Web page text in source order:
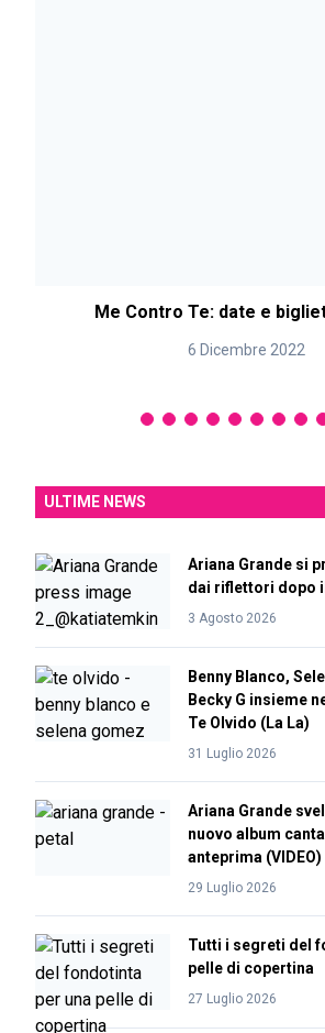
Me Contro Te: date e
6 Dicembre 2022
ULTIME NEWS
Ariana Grande si
dai riflettori dopo
3 Agosto 2026
Benny Blanco,
Becky G insieme
Te Olvido (La La)
31 Luglio 2026
Ariana Grande
nuovo album
anteprima (VIDEO)
29 Luglio 2026
Tutti i segreti del
pelle di copertina
27 Luglio 2026